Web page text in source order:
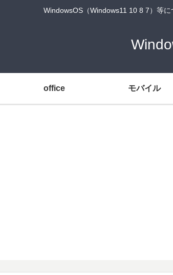
WindowsOS（Windows11 10 8 7）等
office モバイル